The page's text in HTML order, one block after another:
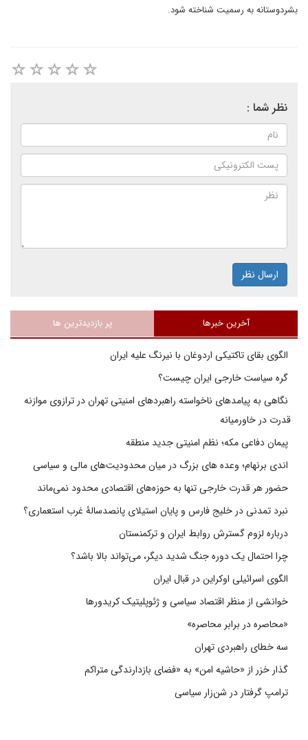
بشردوستانه به رسمیت شناخته شود.
نظر شما :
ارسال نظر
آخرین خبرها پر بازدیدترین ها
الگوی بقای تاکتیکی اردوغان با نیرنگ علیه ایران
گره سیاست خارجی ایران چیست؟
نگاهی به پیامدهای ناخواسته راهبردهای امنیتی تهران در ترازوی موازنه
قدرت در خاورمیانه
پیمان دفاعی مکه؛ نظم امنیتی جدید منطقه
اندی برنهام؛ وعده های بزرگ در میان محدودیت‌های مالی و سیاسی
حضور هر قدرت خارجی تنها به حوزه‌های اقتصادی محدود نمی‌ماند
نبرد تمدنی در خلیج فارس و پایان استیلای پانصدسالۀ غرب استعماری؟
درباره لزوم گسترش روابط ایران و ترکمنستان
چرا احتمال یک دوره جنگ شدید دیگر، می‌تواند بالا باشد؟
الگوی اسرائیلی اوکراین در قبال ایران
خوانشی از منظر اقتصاد سیاسی و ژئوپلیتیک کریدورها
«محاصره در برابر محاصره»
سه خطای راهبردی تهران
گذار خزر از «حاشیه امن» به «فضای بازدارندگی متراکم
ترامپ گرفتار در شن‌زار سیاسی